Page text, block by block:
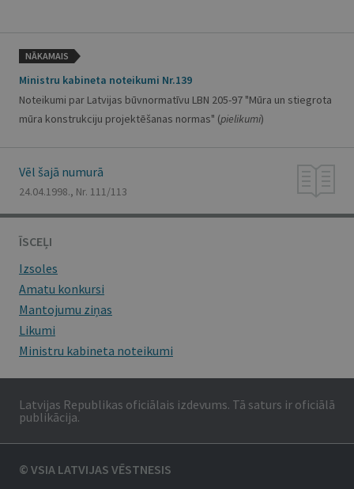
NĀKAMAIS
Ministru kabineta noteikumi Nr.139
Noteikumi par Latvijas būvnormatīvu LBN 205-97 "Mūra un stiegrota
mūra konstrukciju projektēšanas normas" (pielikumi)
Vēl šajā numurā
24.04.1998., Nr. 111/113
ĪSCEĻI
Izsoles
Amatu konkursi
Mantojumu ziņas
Likumi
Ministru kabineta noteikumi
Latvijas Republikas oficiālais izdevums. Tā saturs ir oficiālā
publikācija.
© VSIA LATVIJAS VĒSTNESIS